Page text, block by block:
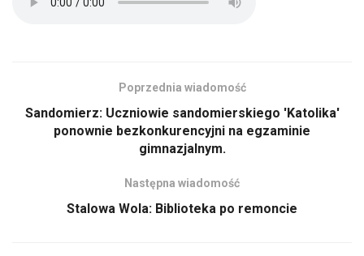
Poprzednia wiadomość
Sandomierz: Uczniowie sandomierskiego 'Katolika'
ponownie bezkonkurencyjni na egzaminie
gimnazjalnym.
Następna wiadomość
Stalowa Wola: Biblioteka po remoncie